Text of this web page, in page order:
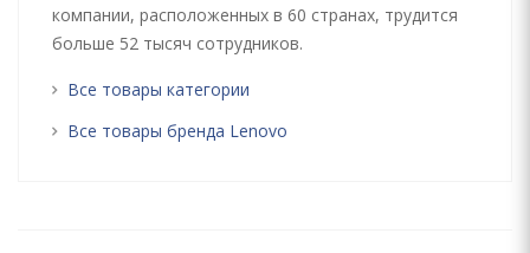
компании, расположенных в 60 странах, трудится
больше 52 тысяч сотрудников.
Все товары категории
Все товары бренда Lenovo